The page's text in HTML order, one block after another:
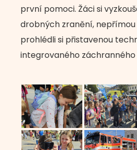
první pomoci. Žáci si
drobných zranění,
prohlédli si přistavenou
integrovaného záchranného